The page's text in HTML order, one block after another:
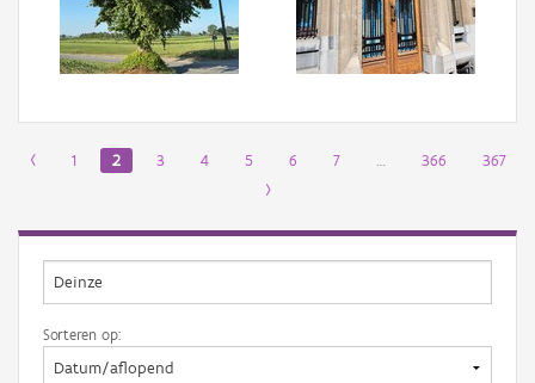
‹ 1 2 3 4 5 6 7 … 366
367
›
Sorteren op: